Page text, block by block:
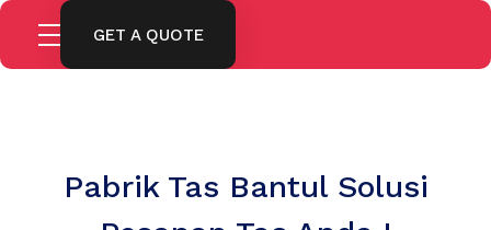
GET A QUOTE
Pabrik Tas Bantul Solusi